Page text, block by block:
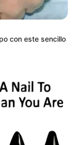
Santo
con este sencillo